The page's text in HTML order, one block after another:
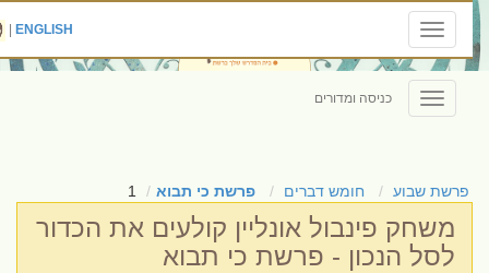
Toggle
navigation
ENGLISH
|
Toggle
navigation
כניסה ומדורים
פרשת שבוע חומש דברים פרשת כי תבוא 1
משחק פינבול אונליין קולעים את הכדור
לסל הנכון - פרשת כי תבוא